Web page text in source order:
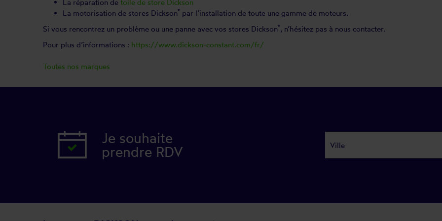
La réparation de toile de store Dickson
La motorisation de stores Dickson® par l’installation de toute une gamme de moteurs.
Si vous rencontrez un problème ou une panne avec vos stores Dickson®, n’hésitez pas à nous contacter.
Pour plus d’informations : https://www.dickson-constant.com/fr/
Toutes nos marques
Je souhaite
prendre RDV